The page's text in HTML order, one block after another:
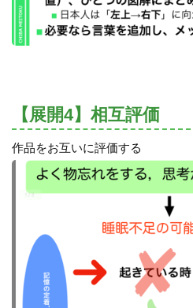
【展開4】相互評価
作品をお互いに評価する